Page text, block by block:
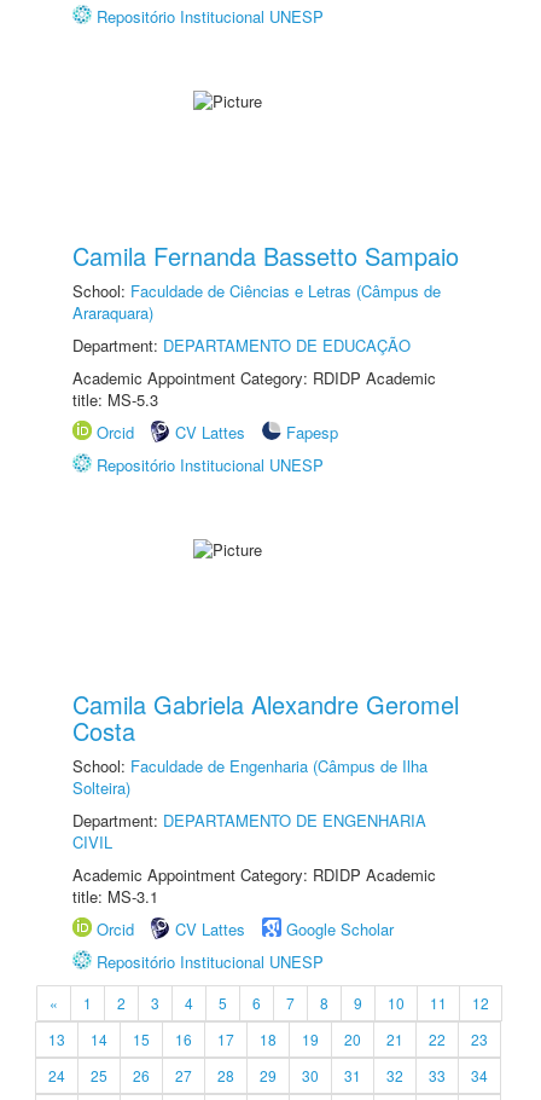
Repositório Institucional UNESP
Camila Fernanda Bassetto Sampaio
School: Faculdade de Ciências e Letras (Câmpus de
Araraquara)
Department: DEPARTAMENTO DE EDUCAÇÃO
Academic Appointment Category: RDIDP Academic
title: MS-5.3
Orcid
CV Lattes
Fapesp
Repositório Institucional UNESP
Camila Gabriela Alexandre Geromel
Costa
School: Faculdade de Engenharia (Câmpus de Ilha
Solteira)
Department: DEPARTAMENTO DE ENGENHARIA
CIVIL
Academic Appointment Category: RDIDP Academic
title: MS-3.1
Orcid
CV Lattes
Google Scholar
Repositório Institucional UNESP
« 1 2 3 4 5 6 7 8 9 10 11
12
13
14 15 16 17 18 19 20 21 22
23
24
25 26 27 28 29 30 31 32 33
34